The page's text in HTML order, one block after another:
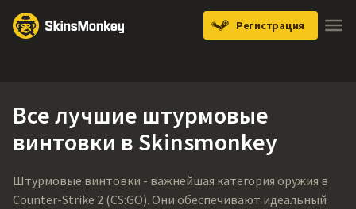
Регистрация
Все лучшие штурмовые
винтовки в Skinsmonkey
Штурмовые винтовки - важнейшая категория оружия в
Counter-Strike 2 (CS:GO). Они обеспечивают идеальный